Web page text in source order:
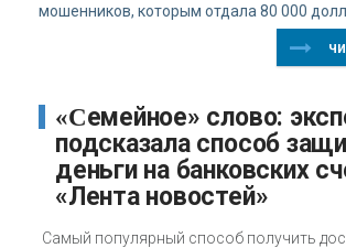
мошенников, которым отдала 80 000
«Семейное» слово: эксперт
подсказала способ
деньги на банковских
«Лента новостей»
Самый популярный способ получить